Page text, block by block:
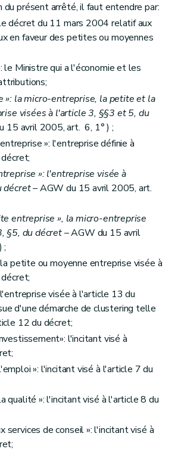
du présent arrêté, il faut entendre par:
décret du 11 mars 2004 relatif aux
en faveur des petites ou moyennes
le Ministre qui a l'économie et les
»: la micro-entreprise, la petite et la
visées à l'article 3, §§3 et 5, du
15 avril 2005, art. 6, 1° ) ;
»: l'entreprise définie à
»: l'entreprise visée à
décret– AGW du 15 avril 2005, art.
entreprise », la micro-entreprise
§5, du décret– AGW du 15 avril
;
la petite ou moyenne entreprise visée à
visée à l'article 13 du
d'une démarche de clustering telle
12 du décret;
l'incitant visé à
»: l'incitant visé à l'article 7 du
qualité »: l'incitant visé à l'article 8 du
services de conseil »: l'incitant visé à